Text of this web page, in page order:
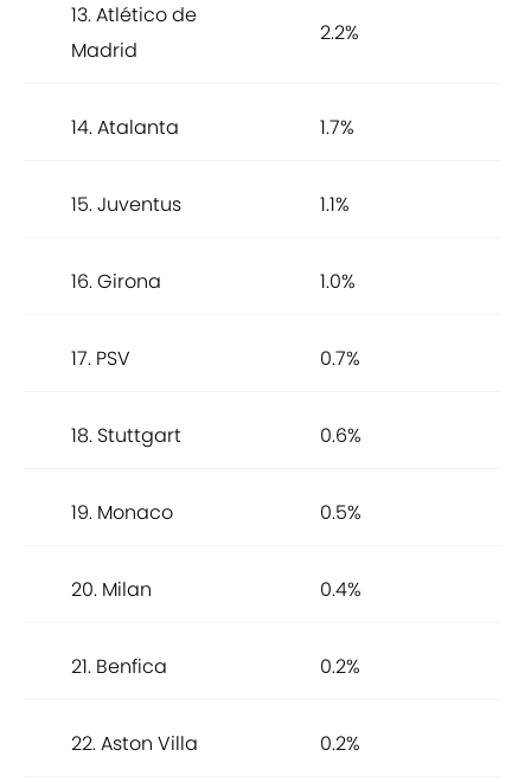
13. Atlético de
Madrid
2.2%
14. Atalanta 1.7%
15. Juventus 1.1%
16. Girona 1.0%
17. PSV 0.7%
18. Stuttgart 0.6%
19. Monaco 0.5%
20. Milan 0.4%
21. Benfica 0.2%
22. Aston Villa 0.2%